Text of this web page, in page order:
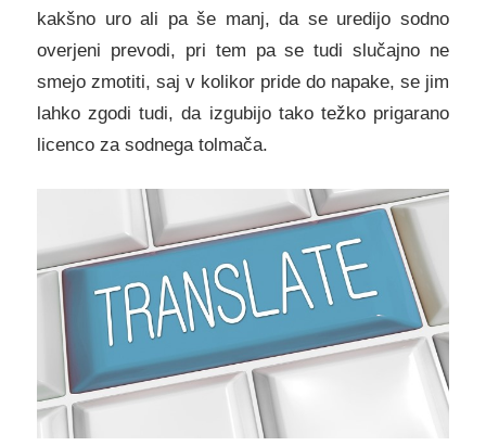
kakšno uro ali pa še manj, da se uredijo sodno
overjeni prevodi, pri tem pa se tudi slučajno ne
smejo zmotiti, saj v kolikor pride do napake, se jim
lahko zgodi tudi, da izgubijo tako težko prigarano
licenco za sodnega tolmača.